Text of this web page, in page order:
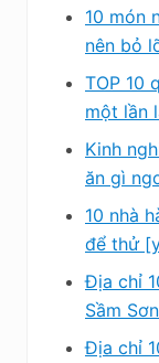
10 món
nên bỏ
TOP 10
một lần
Kinh
ăn gì
10 nhà
để thử
Địa chỉ
Sầm
Địa chỉ